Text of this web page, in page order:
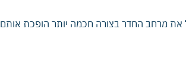
את מרחב החדר בצורה חכמה יותר הופכת אותם